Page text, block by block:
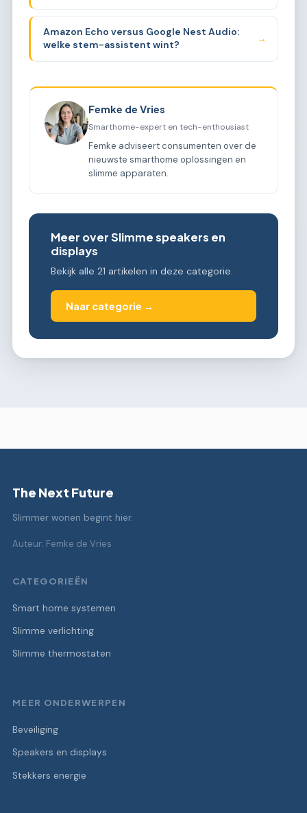
Amazon Echo versus Google Nest Audio:
welke stem-assistent wint?
→
Femke de Vries
Smarthome-expert en tech-enthousiast
Femke adviseert consumenten over de
nieuwste smarthome oplossingen en
slimme apparaten.
Meer over Slimme speakers en
displays
Bekijk alle 21 artikelen in deze categorie.
Naar categorie →
The Next Future
Slimmer wonen begint hier.
Auteur: Femke de Vries
CATEGORIEËN
Smart home systemen
Slimme verlichting
Slimme thermostaten
MEER ONDERWERPEN
Beveiliging
Speakers en displays
Stekkers energie